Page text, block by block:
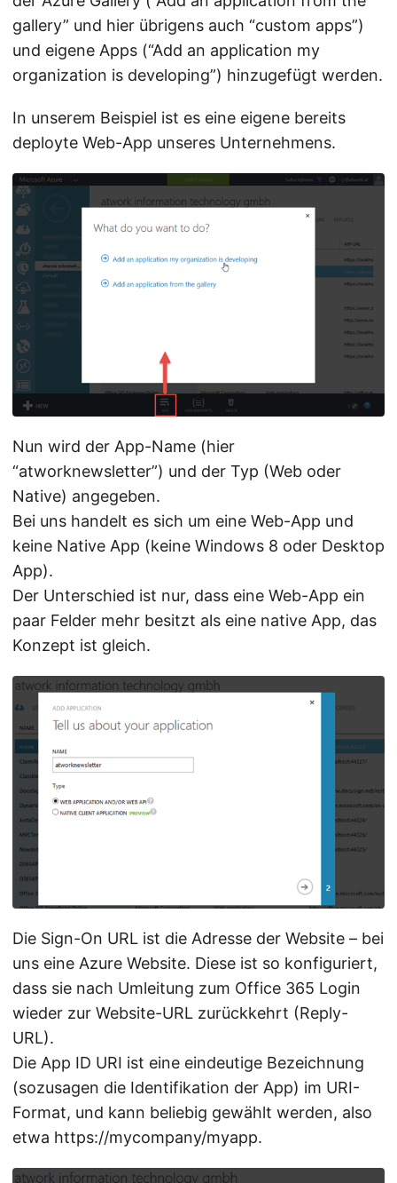
gallery” und hier übrigens auch “custom apps”)
und eigene Apps (“Add an application my
organization is developing”) hinzugefügt werden.
In unserem Beispiel ist es eine eigene bereits
deployte Web-App unseres Unternehmens.
Nun wird der App-Name (hier
“atworknewsletter”) und der Typ (Web oder
Native) angegeben.
Bei uns handelt es sich um eine Web-App und
keine Native App (keine Windows 8 oder Desktop
App).
Der Unterschied ist nur, dass eine Web-App ein
paar Felder mehr besitzt als eine native App, das
Konzept ist gleich.
Die Sign-On URL ist die Adresse der Website – bei
uns eine Azure Website. Diese ist so konfiguriert,
dass sie nach Umleitung zum Office 365 Login
wieder zur Website-URL zurückkehrt (Reply-
URL).
Die App ID URI ist eine eindeutige Bezeichnung
(sozusagen die Identifikation der App) im URI-
Format, und kann beliebig gewählt werden, also
etwa https://mycompany/myapp.